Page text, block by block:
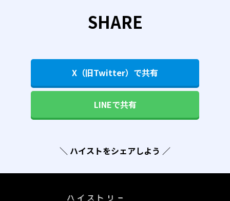
SHARE
X（旧Twitter）で共有
LINEで共有
＼ ハイストをシェアしよう ／